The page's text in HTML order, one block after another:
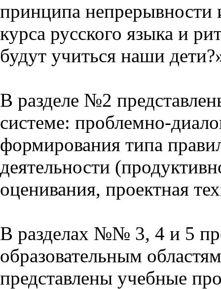
принципа непрерывности
курса русского языка и
будут учиться наши
В разделе №2
системе: проблемно-
формирования типа
деятельности
оценивания, проектная
В разделах №№ 3, 4 и 5
образовательным
представлены учебные